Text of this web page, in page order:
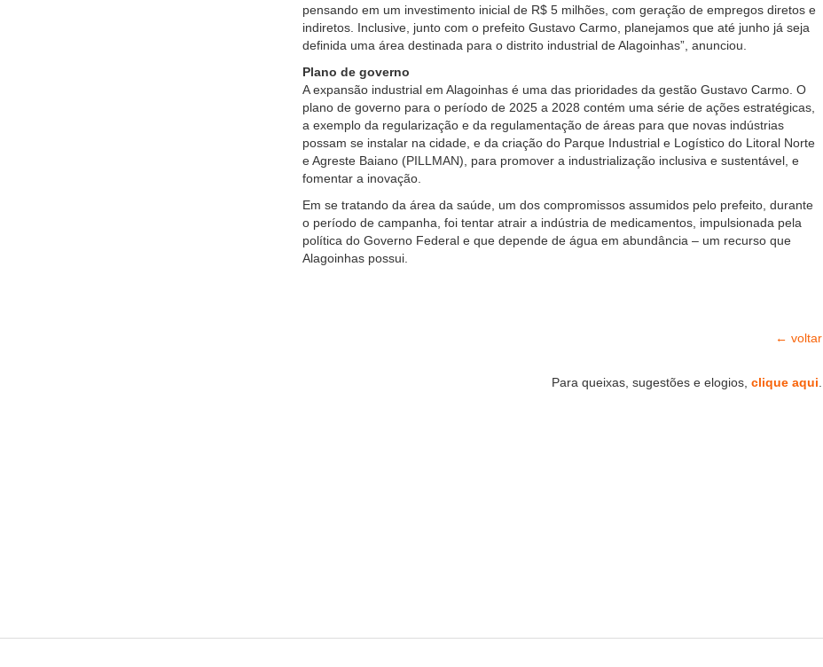
pensando em um investimento inicial de R$ 5 milhões, com geração de empregos diretos e
indiretos. Inclusive, junto com o prefeito Gustavo Carmo, planejamos que até junho já seja
definida uma área destinada para o distrito industrial de Alagoinhas”, anunciou.
Plano de governo
A expansão industrial em Alagoinhas é uma das prioridades da gestão Gustavo Carmo. O
plano de governo para o período de 2025 a 2028 contém uma série de ações estratégicas,
a exemplo da regularização e da regulamentação de áreas para que novas indústrias
possam se instalar na cidade, e da criação do Parque Industrial e Logístico do Litoral Norte
e Agreste Baiano (PILLMAN), para promover a industrialização inclusiva e sustentável, e
fomentar a inovação.
Em se tratando da área da saúde, um dos compromissos assumidos pelo prefeito, durante
o período de campanha, foi tentar atrair a indústria de medicamentos, impulsionada pela
política do Governo Federal e que depende de água em abundância – um recurso que
Alagoinhas possui.
← voltar
Para queixas, sugestões e elogios, clique aqui